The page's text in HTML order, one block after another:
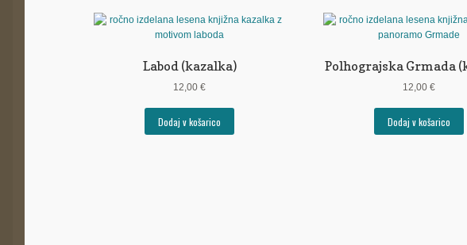
Labod (kazalka)
12,00€
Dodaj v košarico
Polhograjska Grmada
12,00€
Dodaj v košarico